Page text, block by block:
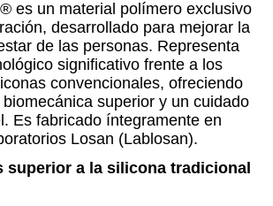
es un material polímero exclusivo
desarrollado para mejorar la
de las personas. Representa
significativo frente a los
convencionales, ofreciendo
superior y un cuidado
Es fabricado íntegramente en
Losan (Lablosan).
superior a la silicona tradicional